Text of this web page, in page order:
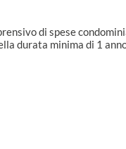
di spese
durata minima di 1